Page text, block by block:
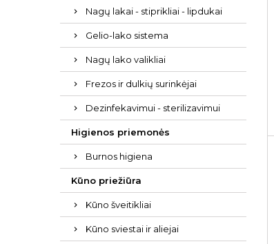
Nagų lakai - stiprikliai - lipdukai
Gelio-lako sistema
Nagų lako valikliai
Frezos ir dulkių surinkėjai
Dezinfekavimui - sterilizavimui
Higienos priemonės
Burnos higiena
Kūno priežiūra
Kūno šveitikliai
Kūno sviestai ir aliejai